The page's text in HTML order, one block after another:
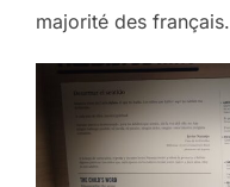
majorité des français.